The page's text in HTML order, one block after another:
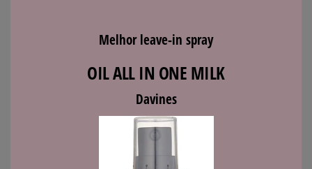
Melhor leave-in spray
OIL ALL IN ONE MILK
Davines